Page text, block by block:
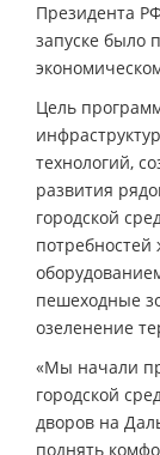
Президента
запуске было
Цель
технологий,
развития
городской
пешеходные
озеленение
«Мы начали
городской
дворов на
поднять